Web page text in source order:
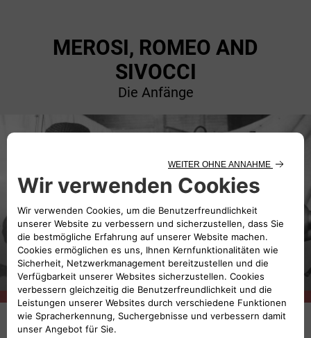
MEROSI, ROMEO AND
SIVOCCI
Die Anfänge